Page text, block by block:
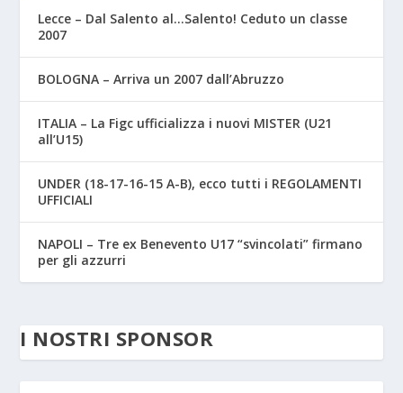
Lecce – Dal Salento al…Salento! Ceduto un classe
2007
BOLOGNA – Arriva un 2007 dall’Abruzzo
ITALIA – La Figc ufficializza i nuovi MISTER (U21
all’U15)
UNDER (18-17-16-15 A-B), ecco tutti i REGOLAMENTI
UFFICIALI
NAPOLI – Tre ex Benevento U17 “svincolati” firmano
per gli azzurri
I NOSTRI SPONSOR